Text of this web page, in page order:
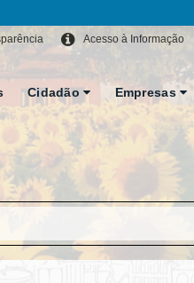
Acesso à Informação
Cidadão Empresas